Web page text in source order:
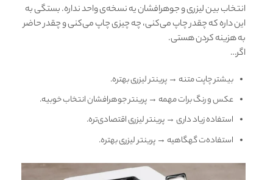
انتخاب بین لیزری و جوهرافشان یه نسخه‌ی واحد نداره. بستگی به
این داره که چقدر چاپ می‌کنی، چه چیزی چاپ می‌کنی و چقدر حاضر
به هزینه کردن هستی.
اگر…
بیشتر چاپت متنه → پرینتر لیزری بهتره.
عکس و رنگ برات مهمه → پرینتر جوهرافشان انتخاب خوبیه.
استفاده زیاد داری → پرینتر لیزری اقتصادی‌تره.
استفاده‌ت گهگاهیه → پرینتر لیزری بهتره.